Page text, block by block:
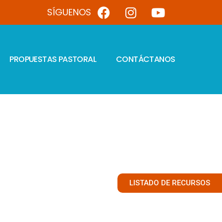
SÍGUENOS
PROPUESTAS PASTORAL CONTÁCTANOS
LISTADO DE RECURSOS